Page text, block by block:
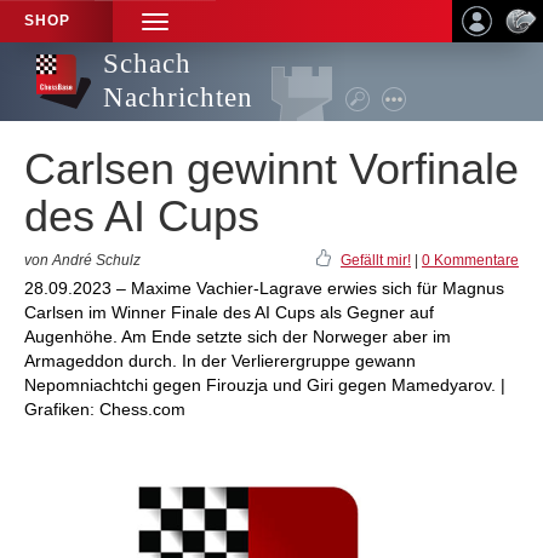
SHOP
TOGGLE
NAVIGATION
Schach
Nachrichten
Carlsen gewinnt Vorfinale
des AI Cups
von André Schulz Gefällt mir! 0 Kommentare
28.09.2023 – Maxime Vachier-Lagrave erwies sich für Magnus
Carlsen im Winner Finale des AI Cups als Gegner auf
Augenhöhe. Am Ende setzte sich der Norweger aber im
Armageddon durch. In der Verlierergruppe gewann
Nepomniachtchi gegen Firouzja und Giri gegen Mamedyarov. |
Grafiken: Chess.com